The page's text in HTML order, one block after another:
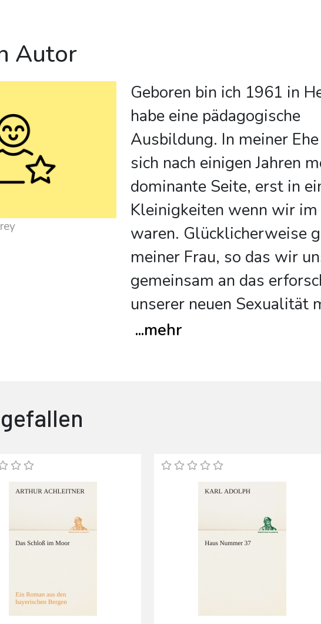
Autor
Geboren bin ich 1961 in
habe eine pädagogische
Ausbildung. In meiner
sich nach einigen Jahren
dominante Seite, erst in
Kleinigkeiten wenn wir
waren. Glücklicherweise
meiner Frau, so das wir
gemeinsam an das
unserer neuen Sexualität
...mehr